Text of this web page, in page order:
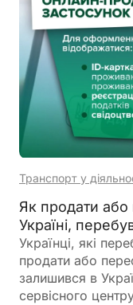
Транспорт у
Як продати
Україні,
Українці, які
продати або
залишився в
сервісного